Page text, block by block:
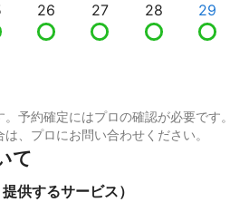
26 27 28 29
予約確定にはプロの確認が必要です。
、プロにお問い合わせください。
て
供するサービス）